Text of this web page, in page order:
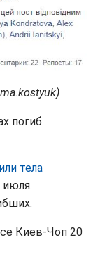
погиб
тела
июля.
Киев-Чоп 20